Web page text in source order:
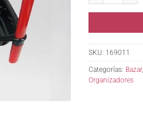
SKU: 169011
Categorías: Bazar,
Organizadores